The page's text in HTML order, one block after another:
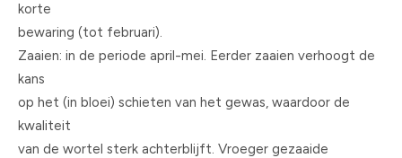
korte
bewaring (tot februari).
Zaaien: in de periode april-mei. Eerder zaaien verhoogt de
kans
op het (in bloei) schieten van het gewas, waardoor de
kwaliteit
van de wortel sterk achterblijft. Vroeger gezaaide